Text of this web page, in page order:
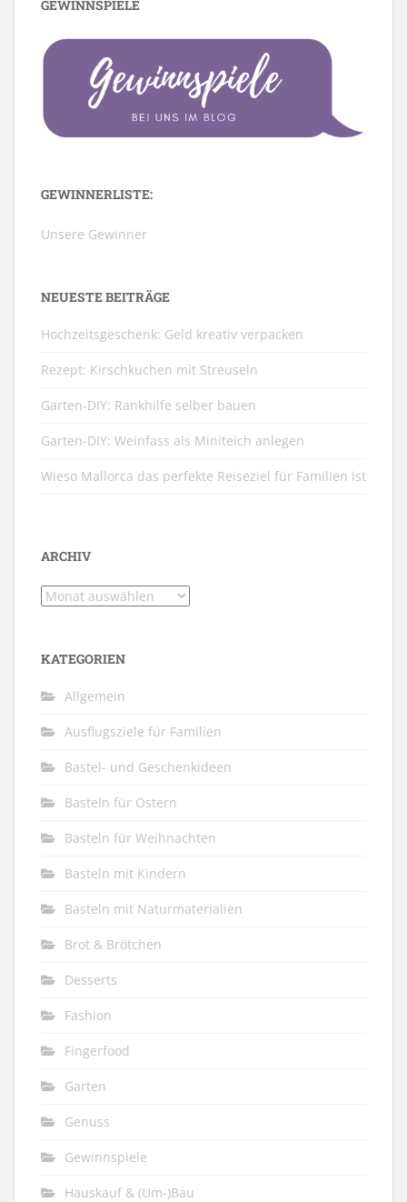
GEWINNSPIELE
GEWINNERLISTE:
Unsere Gewinner
NEUESTE BEITRÄGE
Hochzeitsgeschenk: Geld kreativ verpacken
Rezept: Kirschkuchen mit Streuseln
Garten-DIY: Rankhilfe selber bauen
Garten-DIY: Weinfass als Miniteich anlegen
Wieso Mallorca das perfekte Reiseziel für Familien ist
ARCHIV
Archiv
KATEGORIEN
Allgemein
Ausflugsziele für Familien
Bastel- und Geschenkideen
Basteln für Ostern
Basteln für Weihnachten
Basteln mit Kindern
Basteln mit Naturmaterialien
Brot & Brötchen
Desserts
Fashion
Fingerfood
Garten
Genuss
Gewinnspiele
Hauskauf & (Um-)Bau